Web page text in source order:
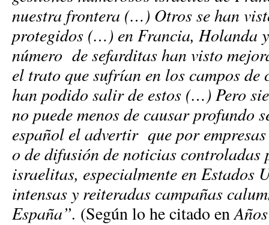
nuestra frontera (…) Otros se han
protegidos (…) en Francia, Holanda
número de sefarditas han visto
el trato que sufrían en los campos de
han podido salir de estos (…) Pero
no puede menos de causar profundo
español el advertir que por
o de difusión de noticias controladas
israelitas, especialmente en Estados
intensas y reiteradas campañas
España”. (Según lo he citado en